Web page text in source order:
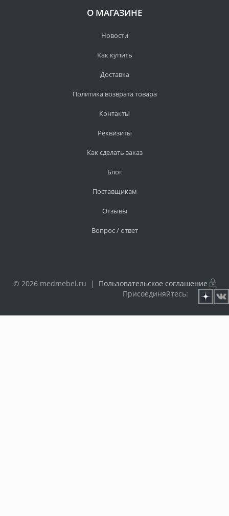
О МАГАЗИНЕ
Новости
Как купить
Доставка
Политика возврата товара
Контакты
Реквизиты
Как сделать заказ
Блог
Поставщикам
Отзывы
Вопрос / ответ
© 2026 medmebel.ru | Пользовательское соглашение
Присоединяйтесь: